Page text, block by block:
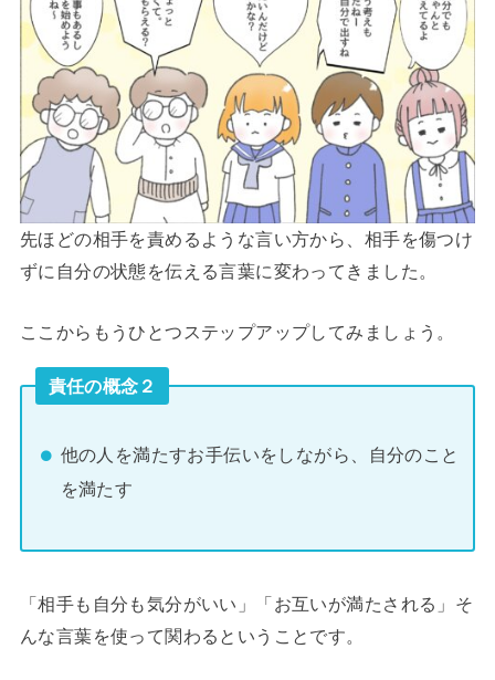
先ほどの相手を責めるような言い方から、相手を傷つけ
ずに自分の状態を伝える言葉に変わってきました。
ここからもうひとつステップアップしてみましょう。
責任の概念２
他の人を満たすお手伝いをしながら、自分のこと
を満たす
「相手も自分も気分がいい」「お互いが満たされる」そ
んな言葉を使って関わるということです。